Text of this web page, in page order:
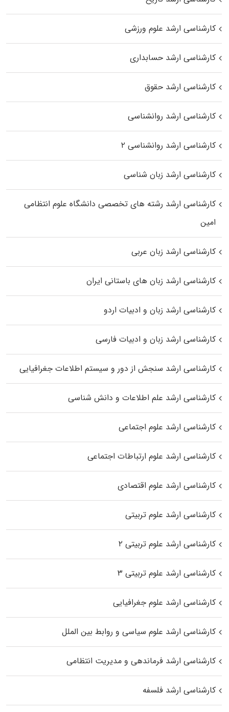
کارشناسی ارشد علوم ورزشی
کارشناسی ارشد حسابداری
کارشناسی ارشد حقوق
کارشناسی ارشد روانشناسی
کارشناسی ارشد روانشناسی ۲
کارشناسی ارشد زبان شناسی
کارشناسی ارشد رﺷﺘﻪ ﻫﺎی تخصصی داﻧﺸﮕﺎه ﻋﻠﻮم انتظامی
اﻣﻴﻦ
کارشناسی ارشد زبان عربی
کارشناسی ارشد زبان‌ های باستانی ایران
کارشناسی ارشد زبان و ادبیات اردو
کارشناسی ارشد زبان و ادبیات فارسی
کارشناسی ارشد سنجش از دور و سیستم اطلاعات جغرافیایی
کارشناسی ارشد علم اطلاعات و دانش شناسی
کارشناسی ارشد علوم اجتماعی
کارشناسی ارشد علوم ارتباطات اجتماعی
کارشناسی ارشد علوم اقتصادی
کارشناسی ارشد علوم تربیتی
کارشناسی ارشد علوم تربیتی ۲
کارشناسی ارشد علوم تربیتی ۳
کارشناسی ارشد علوم جغرافیایی
کارشناسی ارشد علوم سیاسی و روابط بین الملل
کارشناسی ارشد فرماندهی و مدیریت انتظامی
کارشناسی ارشد فلسفه